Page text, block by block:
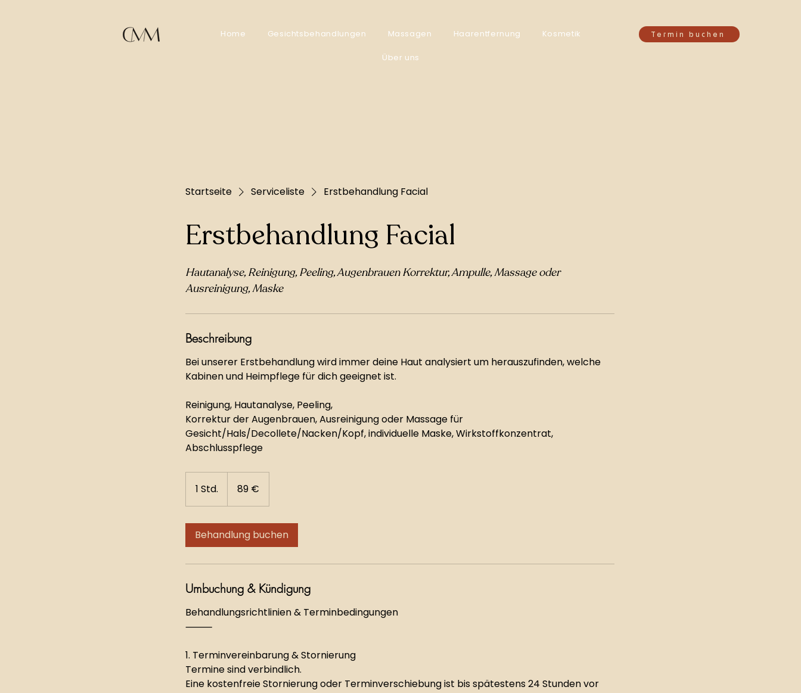
Home Gesichtsbehandlungen Massagen Haarentfernung Kosmetik
Über uns
Termin buchen
Startseite Serviceliste Erstbehandlung Facial
Erstbehandlung Facial
Hautanalyse, Reinigung, Peeling, Augenbrauen Korrektur, Ampulle, Massage oder
Ausreinigung, Maske
Beschreibung
Bei unserer Erstbehandlung wird immer deine Haut analysiert um herauszufinden, welche
Kabinen und Heimpflege für dich geeignet ist.
Reinigung, Hautanalyse, Peeling,
Korrektur der Augenbrauen, Ausreinigung oder Massage für
Gesicht/Hals/Decollete/Nacken/Kopf, individuelle Maske, Wirkstoffkonzentrat,
Abschlusspflege
1 Std.
S
d
89 €
Behandlung buchen
Umbuchung & Kündigung
Behandlungsrichtlinien & Terminbedingungen
⸻
1. Terminvereinbarung & Stornierung
Termine sind verbindlich.
Eine kostenfreie Stornierung oder Terminverschiebung ist bis spätestens 24 Stunden vor